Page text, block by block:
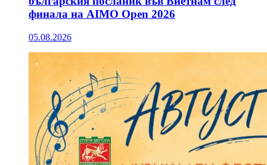
финала на AIMO Open 2026
05.08.2026